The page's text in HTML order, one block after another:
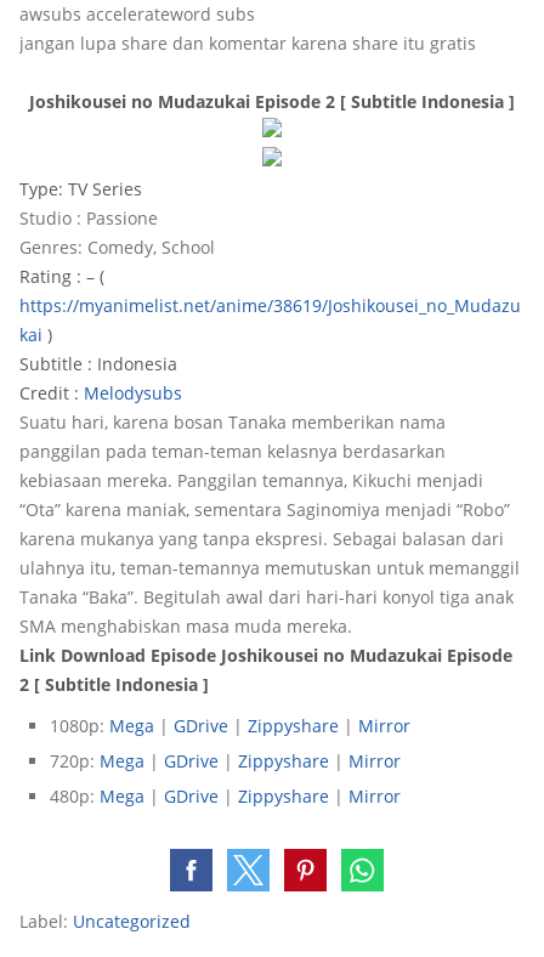
awsubs accelerateword subs
jangan lupa share dan komentar karena share itu gratis
Joshikousei no Mudazukai Episode 2 [ Subtitle Indonesia ]
Type: TV Series
Studio : Passione
Genres: Comedy, School
Rating : – (
https://myanimelist.net/anime/38619/Joshikousei_no_Mudazu
kai )
Subtitle : Indonesia
Credit : Melodysubs
Suatu hari, karena bosan Tanaka memberikan nama
panggilan pada teman-teman kelasnya berdasarkan
kebiasaan mereka. Panggilan temannya, Kikuchi menjadi
“Ota” karena maniak, sementara Saginomiya menjadi “Robo”
karena mukanya yang tanpa ekspresi. Sebagai balasan dari
ulahnya itu, teman-temannya memutuskan untuk memanggil
Tanaka “Baka”. Begitulah awal dari hari-hari konyol tiga anak
SMA menghabiskan masa muda mereka.
Link Download Episode Joshikousei no Mudazukai Episode
2 [ Subtitle Indonesia ]
1080p: Mega | GDrive | Zippyshare | Mirror
720p: Mega | GDrive | Zippyshare | Mirror
480p: Mega | GDrive | Zippyshare | Mirror
Label: Uncategorized